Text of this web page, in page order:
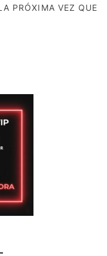
PRÓXIMA VEZ QUE